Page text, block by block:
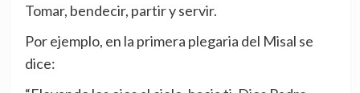
Tomar, bendecir, partir y servir.
Por ejemplo, en la primera plegaria del Misal se
dice: